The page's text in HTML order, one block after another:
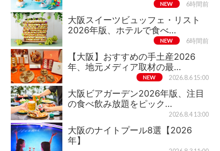
NEW 6時間前
大阪スイーツビュッフェ・リスト
2026年版、ホテルで食べ…
NEW 6時間前
【大阪】おすすめの手土産2026
年、地元メディア取材の最…
NEW 2026.8.6 15:00
大阪ビアガーデン2026年版、注目
の食べ飲み放題をピック…
2026.8.4 13:00
大阪のナイトプール8選【2026
年】